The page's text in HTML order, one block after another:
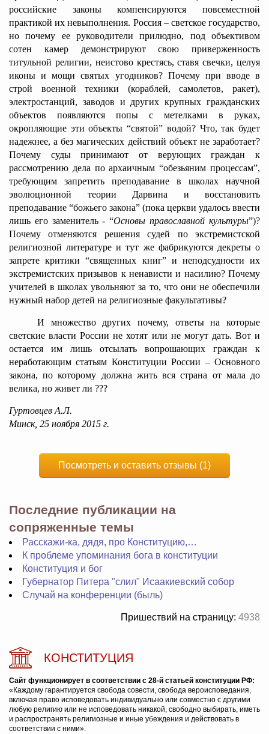
российские законы компенсируются повсеместной
практикой их невыполнения. Россия – светское государство,
но почему ее руководители прилюдно, под объективом
сотен камер демонстрируют свою приверженность
титульной религии, неистово крестясь, ставя свечки, целуя
иконы и мощи святых угодников? Почему при вводе в
строй военной техники (кораблей, самолетов, ракет),
электростанций, заводов и других крупных гражданских
объектов появляются попы с метелками в руках,
окропляющие эти объекты “святой” водой? Что, так будет
надежнее, а без магических действий объект не заработает?
Почему суды принимают от верующих граждан к
рассмотрению дела по архаичным “обезьяним процессам”,
требующим запретить преподавание в школах научной
эволюционной теории Дарвина и восстановить
преподавание “божьего закона” (пока церкви удалось ввести
лишь его заменитель - “Основы православной культуры”)?
Почему отменяются решения судей по экстремистской
религиозной литературе и тут же фабрикуются декреты о
запрете критики “священных книг” и неподсудности их
экстремистских призывов к ненависти и насилию? Почему
учителей в школах увольняют за то, что они не обеспечили
нужный набор детей на религиозные факультативы?
И множество других почему, ответы на которые
светские власти России не хотят или не могут дать. Вот и
остается им лишь отсылать вопрошающих граждан к
неработающим статьям Конституции России – Основного
закона, по которому должна жить вся страна от мала до
велика, но живет ли ???
Гуртовцев А.Л.
Минск, 25 ноября 2015 г.
Посмотреть и оставить отзывы (1)
Последние публикации на
сопряженные темы
Расскажи-ка, дядя, про Конституцию,…
К проблеме упоминания бога в конституции
Конституция и бог
Губернатор Питера "слил" Исаакиевский собор
Случай на конференции (быль)
Пришествий на страницу: 4938
КОНСТИТУЦИЯ
Сайт функционирует в соответствии с 28-й статьей конституции РФ:
«Каждому гарантируется свобода совести, свобода вероисповедания,
включая право исповедовать индивидуально или совместно с другими
любую религию или не исповедовать никакой, свободно выбирать, иметь
и распространять религиозные и иные убеждения и действовать в
соответствии с ними».